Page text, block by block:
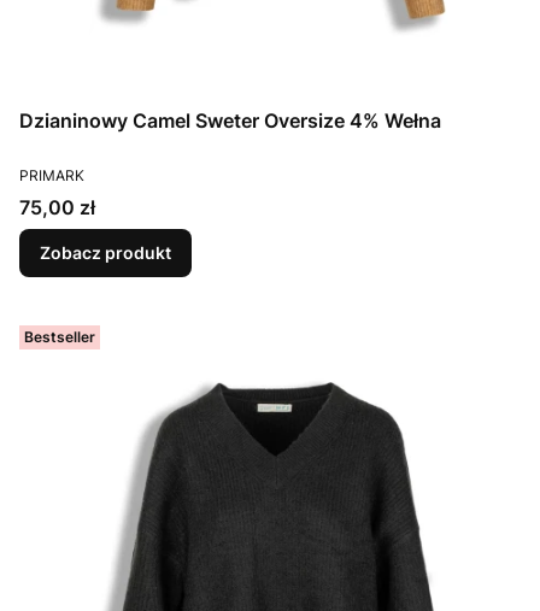
Dzianinowy Camel Sweter Oversize 4% Wełna
PRODUCENT
PRIMARK
Cena
75,00 zł
Zobacz produkt
Bestseller